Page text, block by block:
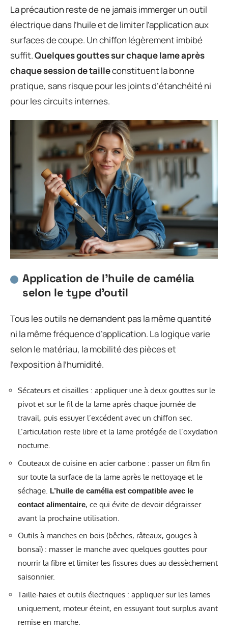
La précaution reste de ne jamais immerger un outil
électrique dans l’huile et de limiter l’application aux
surfaces de coupe. Un chiffon légèrement imbibé
suffit.Quelques gouttes sur chaque lame après
chaque session de tailleconstituent la bonne
pratique, sans risque pour les joints d’étanchéité ni
pour les circuits internes.
Application de l’huile de camélia
selon le type d’outil
Tous les outils ne demandent pas la même quantité
ni la même fréquence d’application. La logique varie
selon le matériau, la mobilité des pièces et
l’exposition à l’humidité.
Sécateurs et cisailles : appliquer une à deux gouttes sur le
pivot et sur le fil de la lame après chaque journée de
travail, puis essuyer l’excédent avec un chiffon sec.
L’articulation reste libre et la lame protégée de l’oxydation
nocturne.
Couteaux de cuisine en acier carbone : passer un film fin
sur toute la surface de la lame après le nettoyage et le
séchage. L’huile de camélia est compatible avec le
contact alimentaire, ce qui évite de devoir dégraisser
avant la prochaine utilisation.
Outils à manches en bois (bêches, râteaux, gouges à
bonsaï) : masser le manche avec quelques gouttes pour
nourrir la fibre et limiter les fissures dues au dessèchement
saisonnier.
Taille-haies et outils électriques : appliquer sur les lames
uniquement, moteur éteint, en essuyant tout surplus avant
remise en marche.